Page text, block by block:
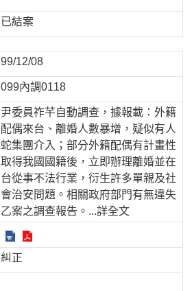
已結案
99/12/08
099內調0118
尹委員祚芊自動調查，據報載：外籍
配偶來台、離婚人數暴增，疑似有人
蛇集團介入；部分外籍配偶有計畫性
取得我國國籍後，立即辦理離婚並在
台從事不法行業，衍生許多單親及社
會治安問題。相關政府部門有無違失
乙案之調查報告。 ...詳全文
糾正